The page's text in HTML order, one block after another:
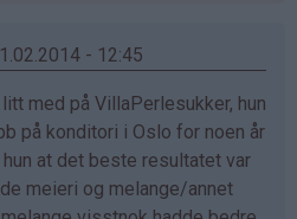
- 12:45
med på VillaPerlesukker, hun
på konditori i Oslo for noen år
at det beste resultatet var
meieri og melange/annet